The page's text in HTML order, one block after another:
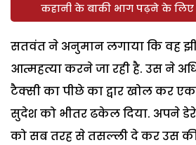
कहानी के बाकी भाग पढ़ने के
सतवंत ने अनुमान लगाया कि वह
आत्महत्या करने जा रही है. उस ने
टैक्सी का पीछे का द्वार खोल कर
सुदेश को भीतर ढकेल दिया. अपने
को सब तरह से तसल्ली दे कर उस